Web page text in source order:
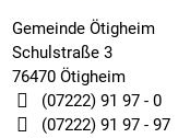
Gemeinde Ötigheim
Schulstraße 3
76470 Ötigheim
(07222) 91 97 - 0
(07222) 91 97 - 97